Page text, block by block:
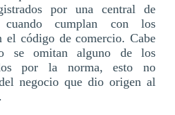
por una central de
cuando cumplan con los
el código de comercio. Cabe
se omitan alguno de los
por la norma, esto no
negocio que dio origen al